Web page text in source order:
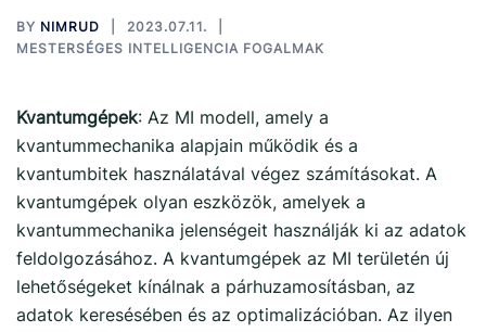
BY NIMRUD
2023.07.11.
MESTERSÉGES INTELLIGENCIA FOGALMAK
Kvantumgépek: Az MI modell, amely a
kvantummechanika alapjain működik és a
kvantumbitek használatával végez számításokat. A
kvantumgépek olyan eszközök, amelyek a
kvantummechanika jelenségeit használják ki az adatok
feldolgozásához. A kvantumgépek az MI területén új
lehetőségeket kínálnak a párhuzamosításban, az
adatok keresésében és az optimalizációban. Az ilyen